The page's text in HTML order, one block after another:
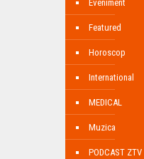
Eveniment
Featured
Horoscop
International
MEDICAL
Muzica
PODCAST ZTV